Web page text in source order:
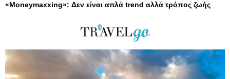
«Moneymaxxing»: Δεν είναι απλά trend αλλά τρόπος ζωής